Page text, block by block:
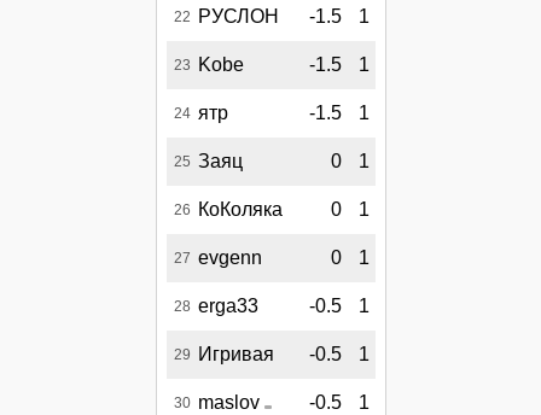
22 РУСЛОН -1.5 1
23 Kobe -1.5 1
24 ятр -1.5 1
25 Заяц 0 1
26 КоКоляка 0 1
27 evgenn 0 1
28 erga33 -0.5 1
29 Игривая -0.5 1
30 maslov -0.5 1